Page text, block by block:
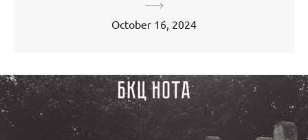
October 16, 2024